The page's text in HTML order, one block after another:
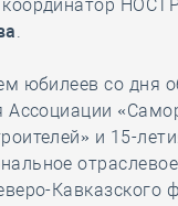
.
юбилеев со дня
Ассоциации
и 15-
Кавказского